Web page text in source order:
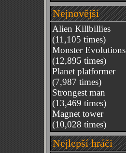
Nejnovější
Alien Killbillies
(11,105 times)
Monster Evolutions
(12,895 times)
Planet platformer
(7,987 times)
Strongest man
(13,469 times)
Magnet tower
(10,028 times)
Nejlepší hráči